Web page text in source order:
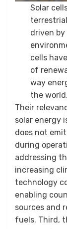
Solar
driven
cells
of
way
the world.
Their
solar energy
does not
during
addressing
increasing
technology
enabling
sources and
fuels. Third,